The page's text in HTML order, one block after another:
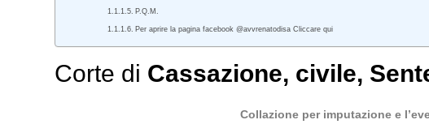
P.Q.M.
Per aprire la pagina facebook @avvrenatodisa Cliccare qui
Corte di Cassazione, civile,
Collazione per imputazione e